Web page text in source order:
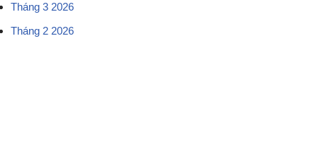
Tháng 3 2026
Tháng 2 2026